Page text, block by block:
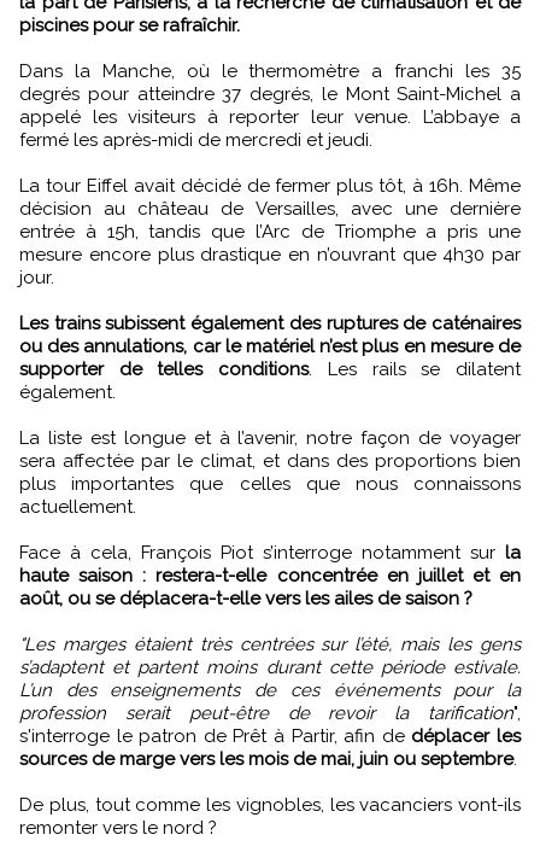
piscines pour se rafraîchir.
Dans la Manche, où le thermomètre a franchi les 35
degrés pour atteindre 37 degrés, le Mont Saint-Michel a
appelé les visiteurs à reporter leur venue. L’abbaye a
fermé les après-midi de mercredi et jeudi.
La tour Eiffel avait décidé de fermer plus tôt, à 16h. Même
décision au château de Versailles, avec une dernière
entrée à 15h, tandis que l’Arc de Triomphe a pris une
mesure encore plus drastique en n’ouvrant que 4h30 par
jour.
Les trains subissent également des ruptures de caténaires
ou des annulations, car le matériel n’est plus en mesure de
supporter de telles conditions. Les rails se dilatent
également.
La liste est longue et à l’avenir, notre façon de voyager
sera affectée par le climat, et dans des proportions bien
plus importantes que celles que nous connaissons
actuellement.
Face à cela, François Piot s’interroge notamment sur la
haute saison : restera-t-elle concentrée en juillet et en
août, ou se déplacera-t-elle vers les ailes de saison ?
"Les marges étaient très centrées sur l’été, mais les gens
s’adaptent et partent moins durant cette période estivale.
L’un des enseignements de ces événements pour la
profession serait peut-être de revoir la tarification",
s'interroge le patron de Prêt à Partir, afin de déplacer les
sources de marge vers les mois de mai, juin ou septembre.
De plus, tout comme les vignobles, les vacanciers vont-ils
remonter vers le nord ?